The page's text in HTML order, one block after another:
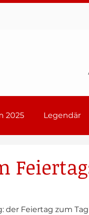
2025 Legendär
der Feiertag zum